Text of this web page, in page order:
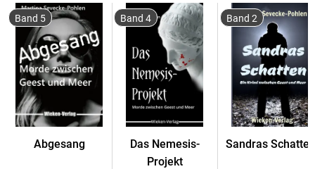
Die siebzehnjährige Christa beobachtet von ihrem Fenster
aus, wie sich die Muh vor der Nachbarschaft
verbarrikadieren, als wäre ihr Haus eine Festung. Sie riecht
förmlich die Angst dieser Leute. Doch wovor fürchten sie
sich? Hat ihre Angst etwa mit den alten Geschichten um das
Haus zu tun, die Christas Oma so gerne erzählt?
Schwester entführt. Christa zweifelt am Willen der Polizei,
Band 5
Abgesang
Band 4
Das Nemesis-
Projekt
Band 2
Sandras Schatten